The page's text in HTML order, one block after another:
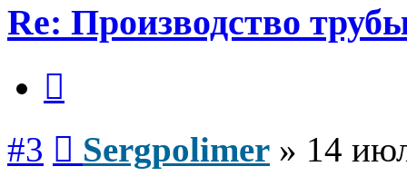
Re: Производство
#3 Sergpolimer » 14